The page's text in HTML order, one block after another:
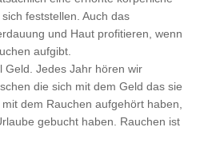
feststellen. Auch das
und Haut profitieren, wenn
aufgibt.
Geld. Jedes Jahr hören wir
die sich mit dem Geld das sie
dem Rauchen aufgehört haben,
gebucht haben. Rauchen ist